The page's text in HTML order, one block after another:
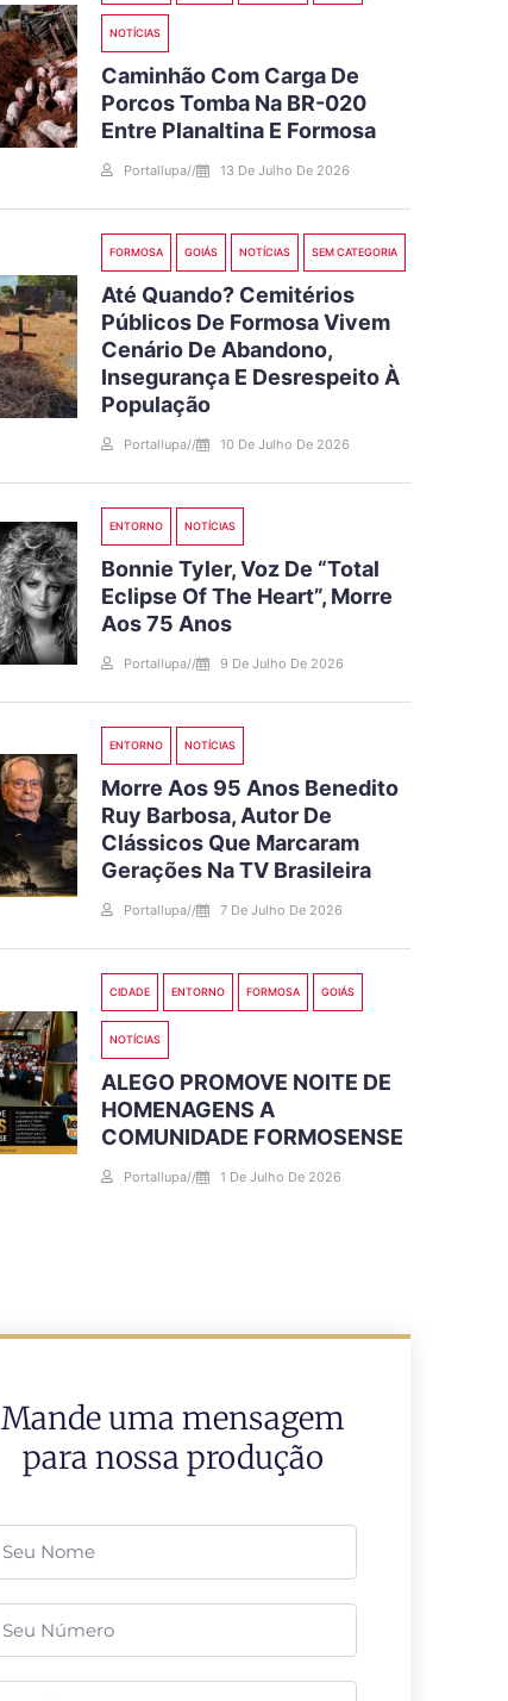
NOTÍCIAS
Caminhão Com Carga De
Porcos Tomba Na BR-020
Entre Planaltina E Formosa
Portallupa// 13 De Julho De 2026
FORMOSA GOIÁS NOTÍCIAS SEM CATEGORIA
Até Quando? Cemitérios
Públicos De Formosa Vivem
Cenário De Abandono,
Insegurança E Desrespeito À
População
Portallupa// 10 De Julho De 2026
ENTORNO NOTÍCIAS
Bonnie Tyler, Voz De “Total
Eclipse Of The Heart”, Morre
Aos 75 Anos
Portallupa// 9 De Julho De 2026
ENTORNO NOTÍCIAS
Morre Aos 95 Anos Benedito
Ruy Barbosa, Autor De
Clássicos Que Marcaram
Gerações Na TV Brasileira
Portallupa// 7 De Julho De 2026
CIDADE ENTORNO FORMOSA GOIÁS
NOTÍCIAS
ALEGO PROMOVE NOITE DE
HOMENAGENS A
COMUNIDADE FORMOSENSE
Portallupa// 1 De Julho De 2026
Mande uma mensagem
para nossa produção